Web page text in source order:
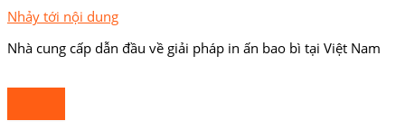
Nhảy tới nội dung
Nhà cung cấp dẫn đầu về giải pháp in ấn bao bì tại Việt Nam